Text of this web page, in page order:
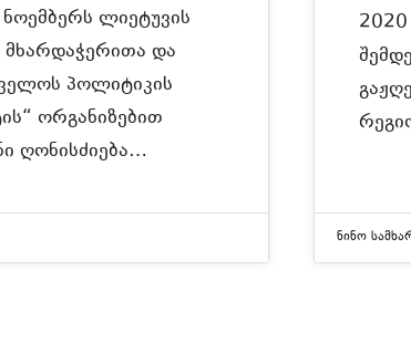
ლიეტუვის
და
პოლიტიკის
ორგანიზებით
ღონისძიება…
Ნინო